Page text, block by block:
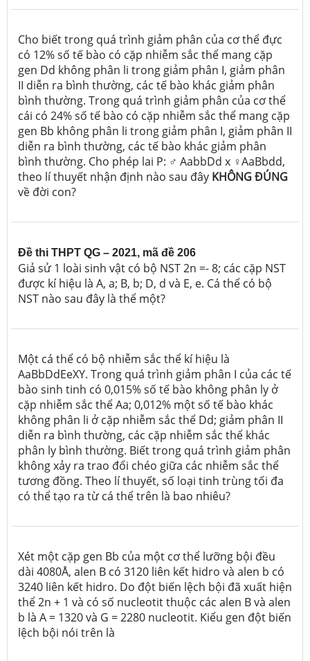
Cho biết trong quá trình giảm phân của cơ thể đực
có 12% số tế bào có cặp nhiễm sắc thể mang cặp
gen Dd không phân li trong giảm phân I, giảm phân
II diễn ra bình thường, các tế bào khác giảm phân
bình thường. Trong quá trình giảm phân của cơ thể
cái có 24% số tế bào có cặp nhiễm sắc thể mang cặp
gen Bb không phân li trong giảm phân I, giảm phân II
diễn ra bình thường, các tế bào khác giảm phân
bình thường. Cho phép lai P: ♂ AabbDd x ♀AaBbdd,
theo lí thuyết nhận định nào sau đây KHÔNG ĐÚNG
về đời con?
Đề thi THPT QG – 2021, mã đề 206
Giả sử 1 loài sinh vật có bộ NST 2n =- 8; các cặp NST
được kí hiệu là A, a; B, b; D, d và E, e. Cá thể có bộ
NST nào sau đây là thể một?
Một cá thể có bộ nhiễm sắc thể kí hiệu là
AaBbDdEeXY. Trong quá trình giảm phân I của các tế
bào sinh tinh có 0,015% số tế bào không phân ly ở
cặp nhiễm sắc thể Aa; 0,012% một số tế bào khác
không phân li ở cặp nhiễm sắc thể Dd; giảm phân II
diễn ra bình thường, các cặp nhiễm sắc thể khác
phân ly bình thường. Biết trong quá trình giảm phân
không xảy ra trao đổi chéo giữa các nhiễm sắc thể
tương đồng. Theo lí thuyết, số loại tinh trùng tối đa
có thể tạo ra từ cá thể trên là bao nhiêu?
Xét một cặp gen Bb của một cơ thể lưỡng bội đều
dài 4080Å, alen B có 3120 liên kết hidro và alen b có
3240 liên kết hidro. Do đột biến lệch bội đã xuất hiện
thể 2n + 1 và có số nucleotit thuộc các alen B và alen
b là A = 1320 và G = 2280 nucleotit. Kiểu gen đột biến
lệch bội nói trên là